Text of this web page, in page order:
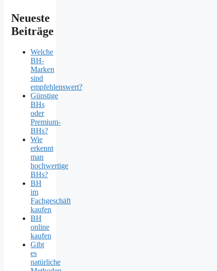
Neueste
Beiträge
Welche
BH-
Marken
sind
empfehlenswert?
Günstige
BHs
oder
Premium-
BHs?
Wie
erkennt
man
hochwertige
BHs?
BH
im
Fachgeschäft
kaufen
BH
online
kaufen
Gibt
es
natürliche